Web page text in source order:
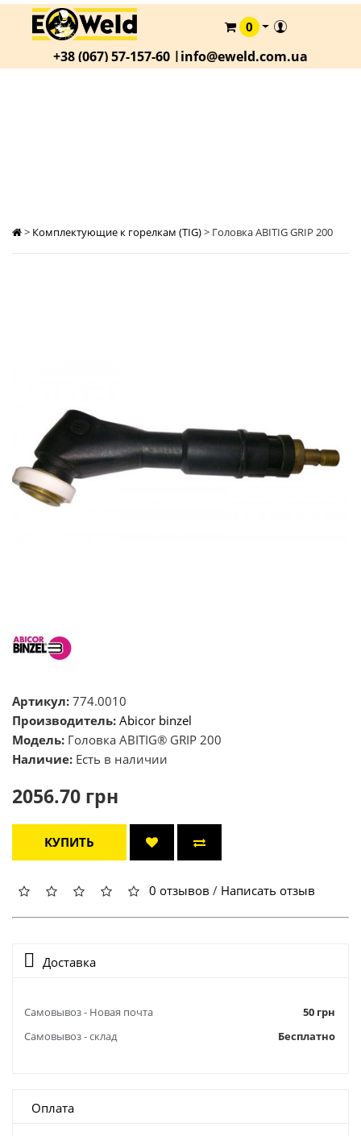
КАТАЛОГ
О
КОНТАКТЫ
0
+38 (067) 57-157-60 |info@eweld.com.ua
> Комплектующие к горелкам (TIG)> Головка ABITIG GRIP 200
Артикул: 774.0010
Производитель: Abicor binzel
Модель: Головка ABITIG® GRIP 200
Наличие: Есть в наличии
2056.70 грн
КУПИТЬ
0 отзывов / Написать отзыв
Доставка
Самовывоз - Новая почта
50 грн
Самовывоз - склад
Бесплатно
Оплата